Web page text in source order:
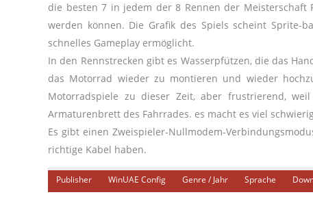
die besten 7 in jedem der 8 Rennen der Meisterschaft
werden können. Die Grafik des Spiels scheint Sprite-
schnelles Gameplay ermöglicht.
In den Rennstrecken gibt es Wasserpfützen, die das
das Motorrad wieder zu montieren und wieder
Motorradspiele zu dieser Zeit, aber frustrierend,
Armaturenbrett des Fahrrades. es macht es viel
Es gibt einen Zweispieler-Nullmodem-
richtige Kabel haben.
Publisher WinUAE Config Genre / Jahr Sprache